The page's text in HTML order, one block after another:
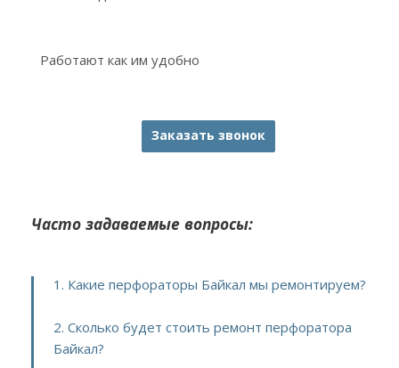
Работают как им удобно
Заказать звонок
Часто задаваемые вопросы:
1. Какие перфораторы Байкал мы ремонтируем?
2. Сколько будет стоить ремонт перфоратора
Байкал?